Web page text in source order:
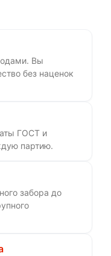
Вы
без наценок
ГОСТ и
партию.
забора до